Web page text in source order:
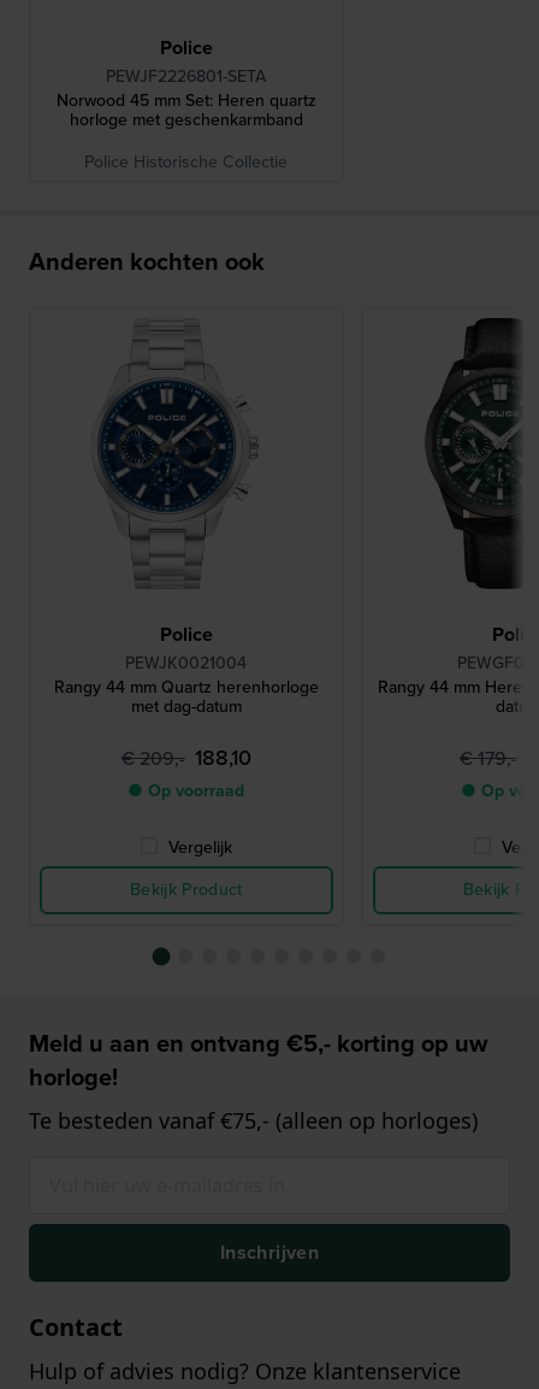
Police
PEWJF2226801-SETA
Norwood 45 mm Set: Heren quartz
horloge met geschenkarmband
Police Historische Collectie
Anderen kochten ook
Police
PEWJK0021004
Rangy 44 mm Quartz herenhorloge
met dag-datum
€ 209,- 188,10
● Op voorraad
Vergelijk
Bekijk Product
Rangy 44 mm
€ 179,-
● Op
Bekijk
Meld u aan en ontvang €5,- korting op uw
horloge!
Te besteden vanaf €75,- (alleen op horloges)
Inschrijven
Contact
Hulp of advies nodig? Onze klantenservice